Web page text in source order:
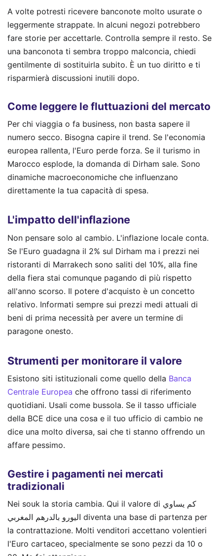
A volte potresti ricevere banconote molto usurate o
leggermente strappate. In alcuni negozi potrebbero
fare storie per accettarle. Controlla sempre il resto. Se
una banconota ti sembra troppo malconcia, chiedi
gentilmente di sostituirla subito. È un tuo diritto e ti
risparmierà discussioni inutili dopo.
Come leggere le fluttuazioni del mercato
Per chi viaggia o fa business, non basta sapere il
numero secco. Bisogna capire il trend. Se l'economia
europea rallenta, l'Euro perde forza. Se il turismo in
Marocco esplode, la domanda di Dirham sale. Sono
dinamiche macroeconomiche che influenzano
direttamente la tua capacità di spesa.
L'impatto dell'inflazione
Non pensare solo al cambio. L'inflazione locale conta.
Se l'Euro guadagna il 2% sul Dirham ma i prezzi nei
ristoranti di Marrakech sono saliti del 10%, alla fine
della fiera stai comunque pagando di più rispetto
all'anno scorso. Il potere d'acquisto è un concetto
relativo. Informati sempre sui prezzi medi attuali di
beni di prima necessità per avere un termine di
paragone onesto.
Strumenti per monitorare il valore
Esistono siti istituzionali come quello della Banca
Centrale Europea che offrono tassi di riferimento
quotidiani. Usali come bussola. Se il tasso ufficiale
della BCE dice una cosa e il tuo ufficio di cambio ne
dice una molto diversa, sai che ti stanno offrendo un
affare pessimo.
Gestire i pagamenti nei mercati
tradizionali
Nei souk la storia cambia. Qui il valore di كم يساوي
اليورو بالدرهم المغربي diventa una base di partenza per
la contrattazione. Molti venditori accettano volentieri
l'Euro cartaceo, specialmente se sono pezzi da 10 o